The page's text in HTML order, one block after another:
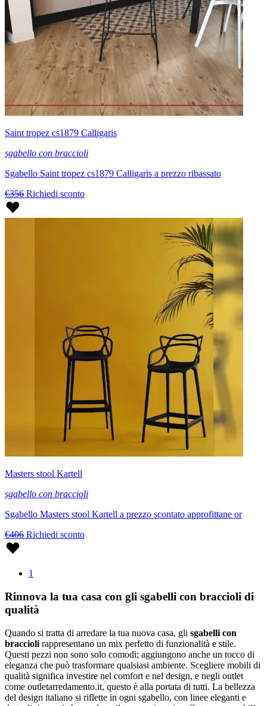
Saint tropez cs1879 Calligaris
sgabello con braccioli
Sgabello Saint tropez cs1879 Calligaris a prezzo ribassato
€356 Richiedi sconto
Masters stool Kartell
sgabello con braccioli
Sgabello Masters stool Kartell a prezzo scontato approfittane or
€406 Richiedi sconto
1
Rinnova la tua casa con gli sgabelli con braccioli di
qualità
Quando si tratta di arredare la tua nuova casa, gli sgabelli con
braccioli rappresentano un mix perfetto di funzionalità e stile.
Questi pezzi non sono solo comodi; aggiungono anche un tocco di
eleganza che può trasformare qualsiasi ambiente. Scegliere mobili di
qualità significa investire nel comfort e nel design, e negli outlet
come outletarredamento.it, questo è alla portata di tutti. La bellezza
del design italiano si riflette in ogni sgabello, con linee eleganti e